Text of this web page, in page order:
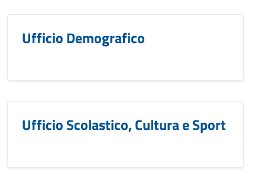
Ufficio Demografico
Ufficio Scolastico, Cultura e Sport